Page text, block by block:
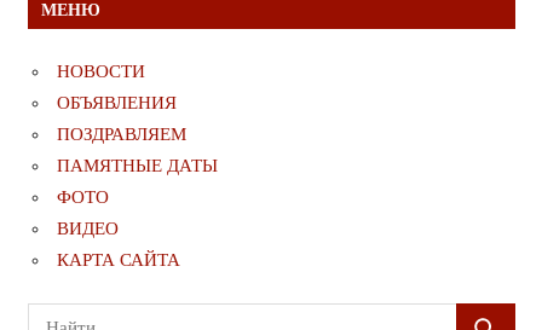
МЕНЮ
НОВОСТИ
ОБЪЯВЛЕНИЯ
ПОЗДРАВЛЯЕМ
ПАМЯТНЫЕ ДАТЫ
ФОТО
ВИДЕО
КАРТА САЙТА
Поиск